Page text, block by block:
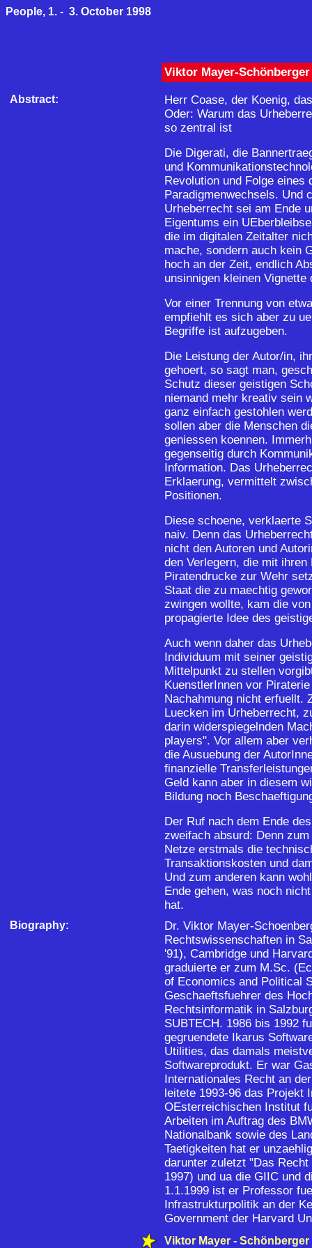
People, 1. - 3. October 1998
Viktor Mayer-Schönberger
Abstract:
Herr Coase, der Koenig,
Oder: Warum das
so zentral ist
Die Digerati, die
und
Revolution und Folge eines
Paradigmenwechsels. Und
Urheberrecht sei am Ende
Eigentums ein
die im digitalen Zeitalter
mache, sondern auch kein
hoch an der Zeit, endlich
unsinnigen kleinen
Vor einer Trennung von
empfiehlt es sich aber zu
Begriffe ist aufzugeben.
Die Leistung der Autor/in,
gehoert, so sagt man,
Schutz dieser geistigen
niemand mehr kreativ sein
ganz einfach gestohlen
sollen aber die Menschen
geniessen koennen.
gegenseitig durch
Information. Das
Erklaerung, vermittelt
Positionen.
Diese schoene, verklaerte
naiv. Denn das
nicht den Autoren und
den Verlegern, die mit
Piratendrucke zur Wehr
Staat die zu maechtig
zwingen wollte, kam die
propagierte Idee des
Auch wenn daher das
Individuum mit seiner
Mittelpunkt zu stellen
KuenstlerInnen vor
Nachahmung nicht erfuellt.
Luecken im Urheberrecht,
darin widerspiegelnden
players". Vor allem aber
die Ausuebung der
finanzielle
Geld kann aber in diesem
Bildung noch
Der Ruf nach dem Ende
zweifach absurd: Denn
Netze erstmals die
Transaktionskosten und
Und zum anderen kann
Ende gehen, was noch
hat.
Biography:
Dr. Viktor Mayer-
Rechtswissenschaften in
'91), Cambridge und
graduierte er zum M.Sc.
of Economics and Political
Geschaeftsfuehrer des
Rechtsinformatik in
SUBTECH. 1986 bis 1992
gegruendete Ikarus
Utilities, das damals
Softwareprodukt. Er war
Internationales Recht an
leitete 1993-96 das Projekt
OEsterreichischen Institut
Arbeiten im Auftrag des
Nationalbank sowie des
Taetigkeiten hat er
darunter zuletzt "Das
1997) und ua die GIIC und
1.1.1999 ist er Professor
Infrastrukturpolitik an der
Government der Harvard
Viktor Mayer - Schönberger